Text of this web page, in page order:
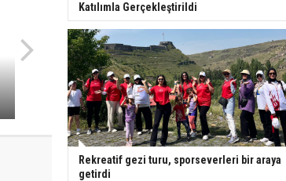
Katılımla Gerçekleştirildi
Rekreatif gezi turu, sporseverleri bir araya
getirdi